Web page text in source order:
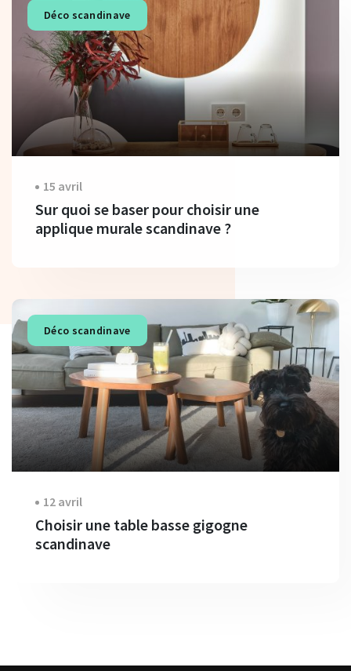
Déco scandinave
15 avril
Sur quoi se baser pour choisir une
applique murale scandinave ?
Déco scandinave
12 avril
Choisir une table basse gigogne
scandinave